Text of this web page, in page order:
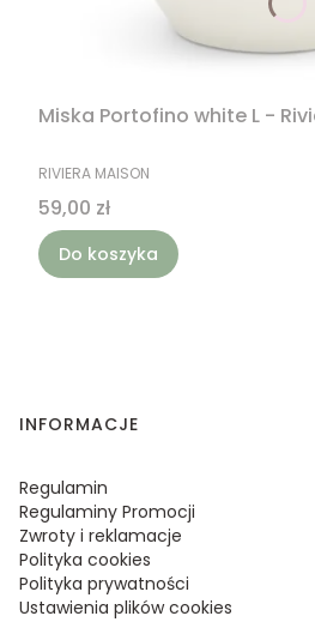
Miska Portofino white L -
PRODUCENT
RIVIERA MAISON
Cena
59,00 zł
Do koszyka
Linki w stopce
INFORMACJE
Regulamin
Regulaminy Promocji
Zwroty i reklamacje
Polityka cookies
Polityka prywatności
Ustawienia plików cookies